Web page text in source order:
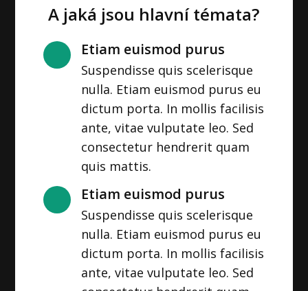
A jaká jsou hlavní témata?
Etiam euismod purus
Suspendisse quis scelerisque
nulla. Etiam euismod purus eu
dictum porta. In mollis facilisis
ante, vitae vulputate leo. Sed
consectetur hendrerit quam
quis mattis.
Etiam euismod purus
Suspendisse quis scelerisque
nulla. Etiam euismod purus eu
dictum porta. In mollis facilisis
ante, vitae vulputate leo. Sed